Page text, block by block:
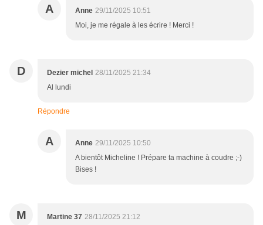
A Anne 29/11/2025 10:51
Moi, je me régale à les écrire ! Merci !
D Dezier michel 28/11/2025 21:34
Al lundi
Répondre
A Anne 29/11/2025 10:50
A bientôt Micheline ! Prépare ta machine à coudre ;-)
Bises !
M Martine 37 28/11/2025 21:12